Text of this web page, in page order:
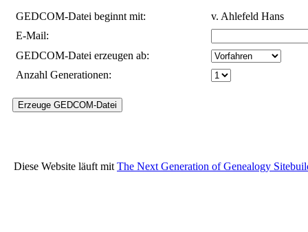
GEDCOM-Datei beginnt mit:
v. Ahlefeld Hans
E-Mail:
GEDCOM-Datei erzeugen ab:
Anzahl Generationen:
Diese Website läuft mit The Next Generation of Genealogy